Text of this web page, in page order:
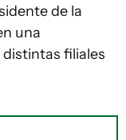
de la
una
filiales